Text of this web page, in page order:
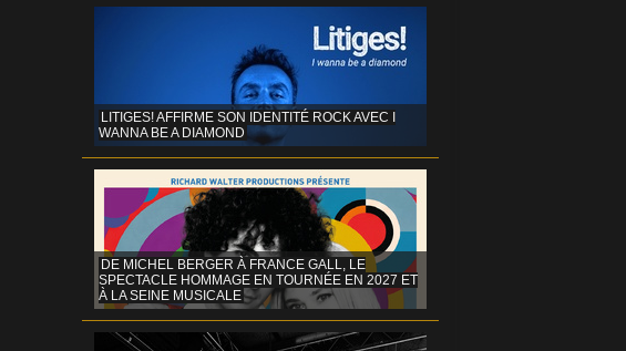
LITIGES! AFFIRME SON IDENTITÉ ROCK AVEC I
WANNA BE A DIAMOND
DE MICHEL BERGER À FRANCE GALL, LE
SPECTACLE HOMMAGE EN TOURNÉE EN 2027 ET
À LA SEINE MUSICALE